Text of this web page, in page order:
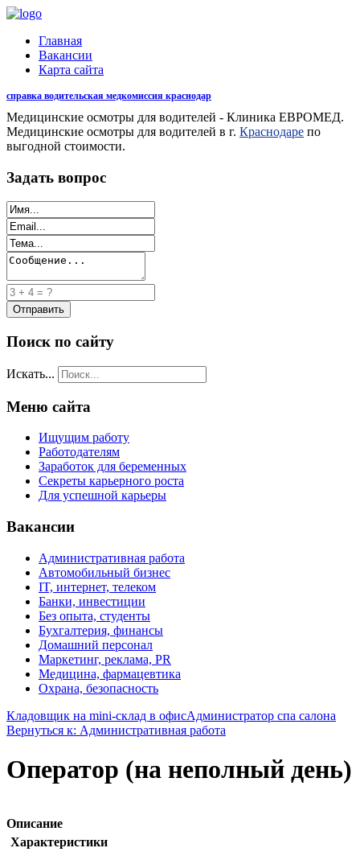
Главная
Вакансии
Карта сайта
справка водительская медкомиссия краснодар
Медицинские осмотры для водителей - Клиника ЕВРОМЕД.
Медицинские осмотры для водителей в г. Краснодаре по
выгодной стоимости.
Задать вопрос
Поиск по сайту
Искать...
Меню сайта
Ищущим работу
Работодателям
Заработок для беременных
Секреты карьерного роста
Для успешной карьеры
Вакансии
Административная работа
Автомобильный бизнес
IT, интернет, телеком
Банки, инвестиции
Без опыта, студенты
Бухгалтерия, финансы
Домашний персонал
Маркетинг, реклама, PR
Медицина, фармацевтика
Охрана, безопасность
Кладовщик на mini-склад в офисАдминистратор спа салона
Вернуться к: Административная работа
Оператор (на неполный день)
Описание
Характеристики